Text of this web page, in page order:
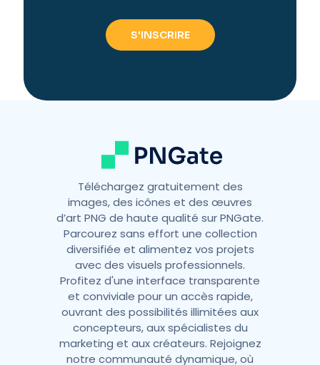
Téléchargez gratuitement des
images, des icônes et des œuvres
d’art PNG de haute qualité sur PNGate.
Parcourez sans effort une collection
diversifiée et alimentez vos projets
avec des visuels professionnels.
Profitez d'une interface transparente
et conviviale pour un accès rapide,
ouvrant des possibilités illimitées aux
concepteurs, aux spécialistes du
marketing et aux créateurs. Rejoignez
notre communauté dynamique, où